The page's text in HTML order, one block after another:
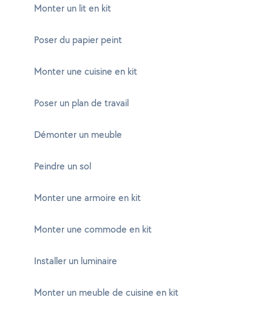
Monter un lit en kit
Poser du papier peint
Monter une cuisine en kit
Poser un plan de travail
Démonter un meuble
Peindre un sol
Monter une armoire en kit
Monter une commode en kit
Installer un luminaire
Monter un meuble de cuisine en kit